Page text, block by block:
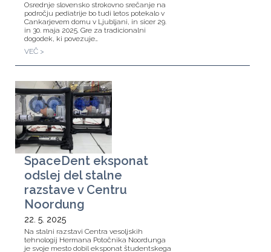
Osrednje slovensko strokovno srečanje na
področju pediatrije bo tudi letos potekalo v
Cankarjevem domu v Ljubljani, in sicer 29.
in 30. maja 2025. Gre za tradicionalni
dogodek, ki povezuje…
VEČ >
SpaceDent eksponat
odslej del stalne
razstave v Centru
Noordung
22. 5. 2025
Na stalni razstavi Centra vesoljskih
tehnologij Hermana Potočnika Noordunga
je svoje mesto dobil eksponat študentskega